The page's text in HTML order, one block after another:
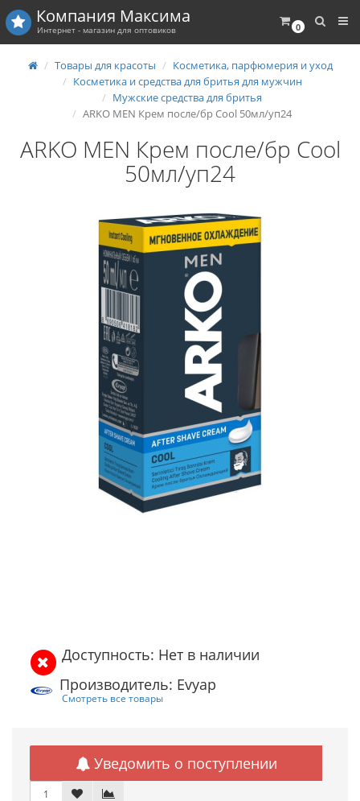
0
Компания Максима
Интернет - магазин для оптовиков
Товары для красоты
Косметика, парфюмерия и уход
Косметика и средства для бритья для мужчин
Мужские средства для бритья
ARKO MEN Крем после/бр Cool 50мл/уп24
ARKO MEN Крем после/бр Cool
50мл/уп24
Доступность: Нет в наличии
Производитель: Evyap
Смотреть все товары
Уведомить о поступлении